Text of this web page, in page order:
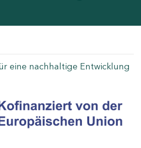
eine nachhaltige Entwicklung